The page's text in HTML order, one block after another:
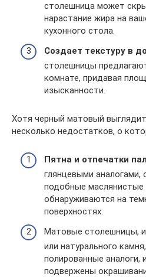
столешница может
нарастание жира на
кухонного стола.
Создает текстуру в
столешницы
комнате, придавая
изысканности.
Хотя черный матовый
несколько недостатков, о
Пятна и отпечатки
глянцевыми аналогами,
подобные маслянистые
обнаруживаются на
поверхностях.
Матовые столешницы,
или натурального
полированные аналоги,
подвержены